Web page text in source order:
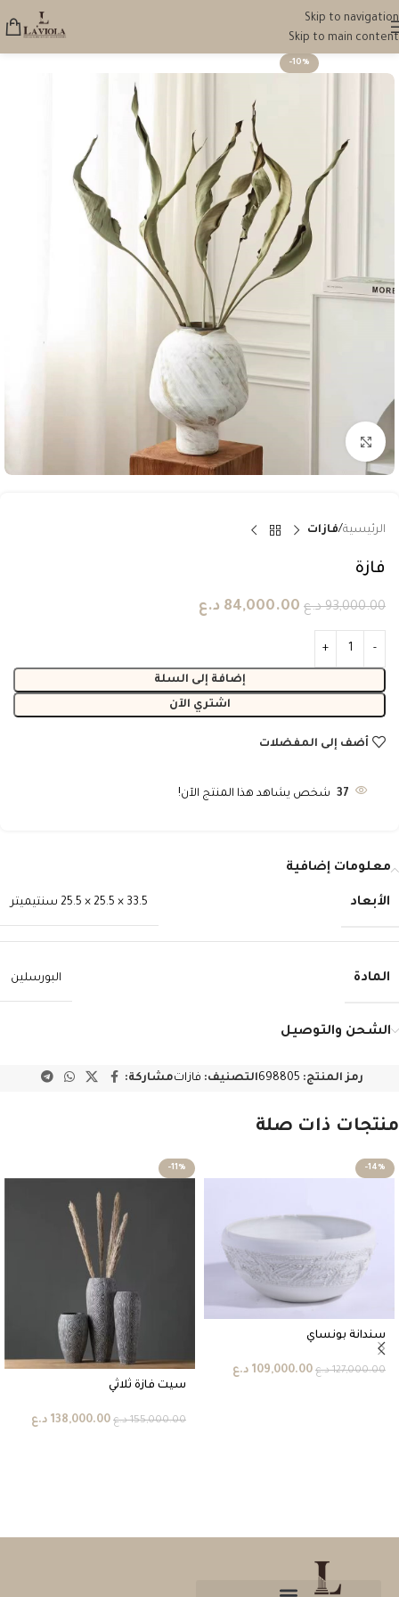
Skip to navigation
Skip to main content
-10%
الرئيسية فازات
فازة
93,000.00 د.ع 84,000.00 د.ع
إضافة إلى السلة
اشتري الآن
أضف إلى المفضلات
37 شخص يشاهد هذا المنتج الآن!
معلومات إضافية
الأبعاد 33.5 × 25.5 × 25.5 سنتيميتر
المادة البورسلين
الشحن والتوصيل
رمز المنتج: 698805التصنيف: فازاتمشاركة:
منتجات ذات صلة
-14%
سندانة بونساي
127,000.00 د.ع 109,000.00 د.ع
-11%
سيت فازة ثلاثي
155,000.00 د.ع 138,000.00 د.ع